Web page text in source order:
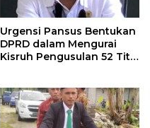
Urgensi Pansus Bentukan
DPRD dalam Mengurai
Kisruh Pengusulan 52 Titik